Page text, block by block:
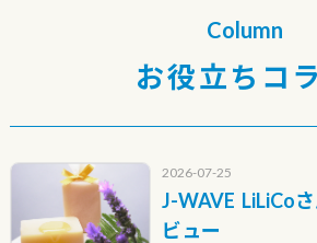
Column
お役立ちコ
2026-07-25
J-WAVE LiLiCo
ビュー